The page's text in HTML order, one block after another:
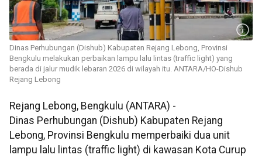
Dinas Perhubungan (Dishub) Kabupaten Rejang Lebong, Provinsi
Bengkulu melakukan perbaikan lampu lalu lintas (traffic light) yang
berada di jalur mudik lebaran 2026 di wilayah itu. ANTARA/HO-Dishub
Rejang Lebong
Rejang Lebong, Bengkulu (ANTARA) -
Dinas Perhubungan (Dishub) Kabupaten Rejang
Lebong, Provinsi Bengkulu memperbaiki dua unit
lampu lalu lintas (traffic light) di kawasan Kota Curup